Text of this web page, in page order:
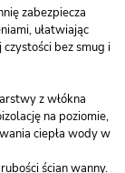
zabezpiecza
ułatwiając
bez smug i
z włókna
na poziomie,
ciepła wody w
ścian wanny.